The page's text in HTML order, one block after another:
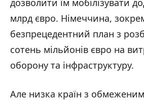
дозволити їм мобілізувати
млрд євро. Німеччина,
безпрецедентний план з
сотень мільйонів євро на
оборону та інфраструктуру.
Але низка країн з